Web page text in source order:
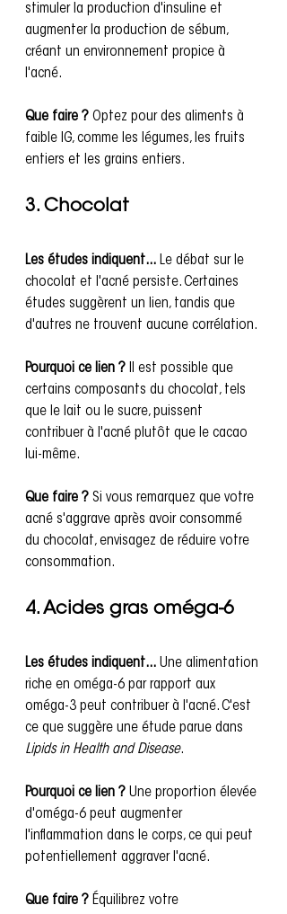
stimuler la production d'insuline et
augmenter la production de sébum,
créant un environnement propice à
l'acné.
Que faire ? Optez pour des aliments à
faible IG, comme les légumes, les fruits
entiers et les grains entiers.
3. Chocolat
Les études indiquent... Le débat sur le
chocolat et l'acné persiste. Certaines
études suggèrent un lien, tandis que
d'autres ne trouvent aucune corrélation.
Pourquoi ce lien ? Il est possible que
certains composants du chocolat, tels
que le lait ou le sucre, puissent
contribuer à l'acné plutôt que le cacao
lui-même.
Que faire ? Si vous remarquez que votre
acné s'aggrave après avoir consommé
du chocolat, envisagez de réduire votre
consommation.
4. Acides gras oméga-6
Les études indiquent... Une alimentation
riche en oméga-6 par rapport aux
oméga-3 peut contribuer à l'acné. C'est
ce que suggère une étude parue dans
Lipids in Health and Disease.
Pourquoi ce lien ? Une proportion élevée
d'oméga-6 peut augmenter
l'inflammation dans le corps, ce qui peut
potentiellement aggraver l'acné.
Que faire ? Équilibrez votre